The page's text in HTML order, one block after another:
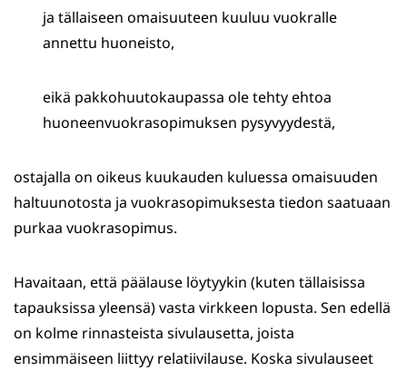
ja tällaiseen omaisuuteen kuuluu vuokralle
annettu huoneisto,
eikä pakkohuutokaupassa ole tehty ehtoa
huoneenvuokrasopimuksen pysyvyydestä,
ostajalla on oikeus kuukauden kuluessa omaisuuden
haltuunotosta ja vuokrasopimuksesta tiedon saatuaan
purkaa vuokrasopimus.
Havaitaan, että päälause löytyykin (kuten tällaisissa
tapauksissa yleensä) vasta virkkeen lopusta. Sen edellä
on kolme rinnasteista sivulausetta, joista
ensimmäiseen liittyy relatiivilause. Koska sivulauseet